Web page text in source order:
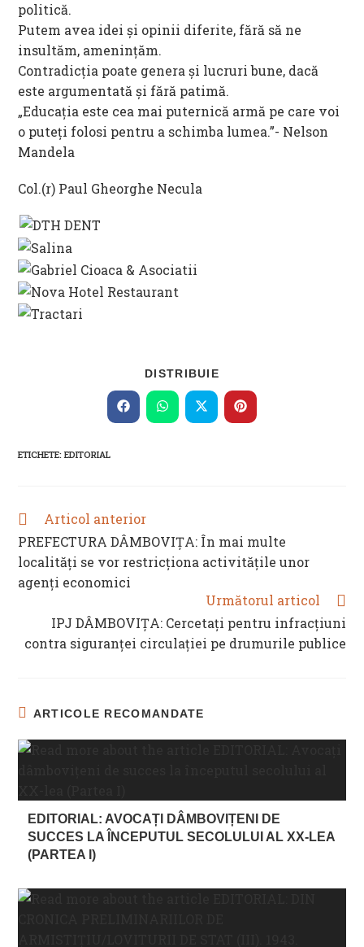
politică.
Putem avea idei și opinii diferite, fără să ne
insultăm, amenințăm.
Contradicția poate genera și lucruri bune, dacă
este argumentată și fără patimă.
„Educația este cea mai puternică armă pe care voi
o puteți folosi pentru a schimba lumea.”- Nelson
Mandela
Col.(r) Paul Gheorghe Necula
DISTRIBUIE
THIS
CONTENT
Opens
in
Opens
in
Opens
in
Opens
in
ETICHETE:EDITORIAL
READ
ARTICLES
Articol anterior
PREFECTURA DÂMBOVIȚA: În mai multe
localități se vor restricționa activitățile unor
agenți economici
Următorul articol
IPJ DÂMBOVIȚA: Cercetați pentru infracțiuni
contra siguranței circulației pe drumurile publice
ARTICOLE RECOMANDATE
EDITORIAL: AVOCAȚI DÂMBOVIȚENI DE
SUCCES LA ÎNCEPUTUL SECOLULUI AL XX-LEA
(PARTEA I)